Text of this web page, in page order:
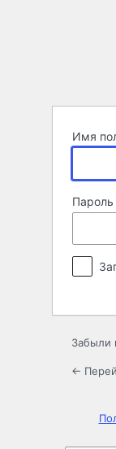
Имя
Пароль
Забыли
←